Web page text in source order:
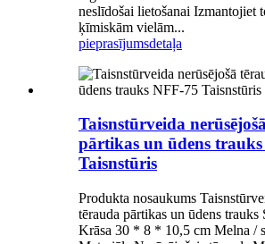
neslīdošai lietošanai Izmantojiet
ķīmiskām vielām...
pieprasījumsdetaļa
Taisnstūrveida
pārtikas un ūdens
Taisnstūris
Produkta nosaukums
tērauda pārtikas un ūdens trauks
Krāsa 30 * 8 * 10,5 cm Melna /